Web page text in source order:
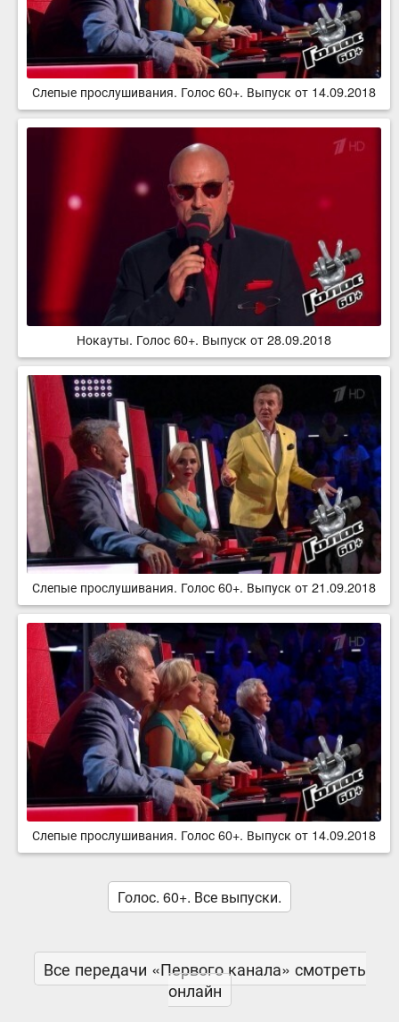
Слепые прослушивания. Голос 60+. Выпуск от 14.09.2018
Нокауты. Голос 60+. Выпуск от 28.09.2018
Слепые прослушивания. Голос 60+. Выпуск от 21.09.2018
Слепые прослушивания. Голос 60+. Выпуск от 14.09.2018
Голос. 60+. Все выпуски.
Все передачи «Первого канала» смотреть
онлайн